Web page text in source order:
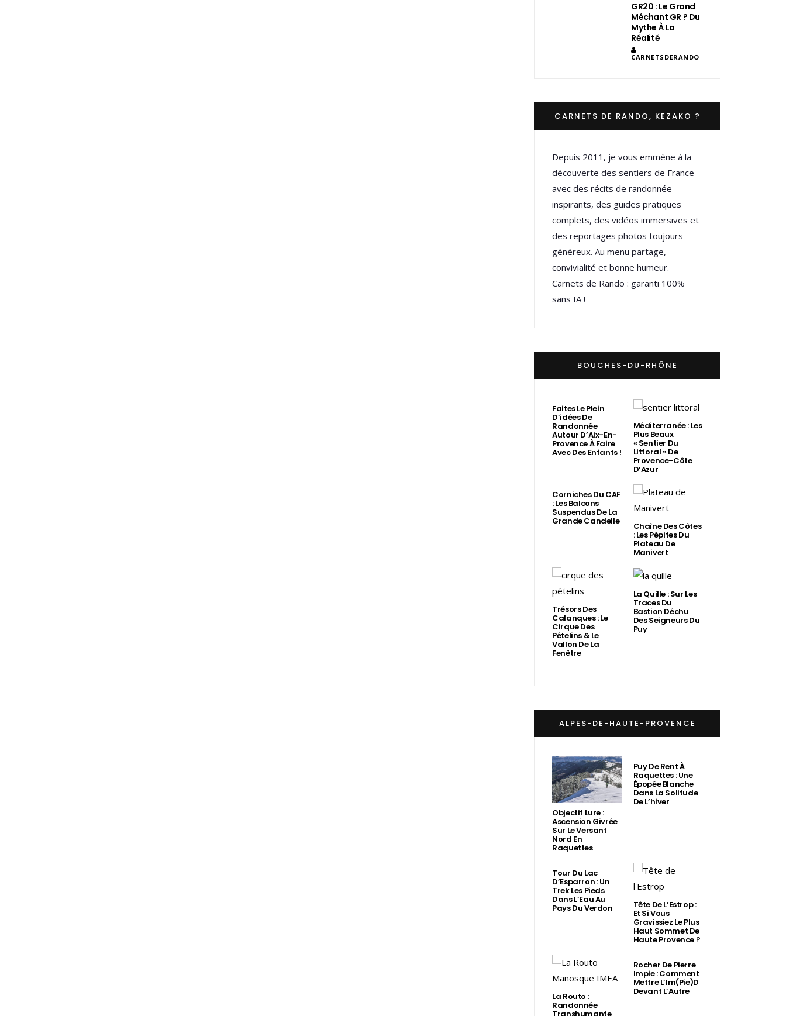
GR20 : Le Grand
Méchant GR ? Du
Mythe À La
Réalité
CARNETSDERANDO
CARNETS DE RANDO, KEZAKO ?
Depuis 2011, je vous emmène à la
découverte des sentiers de France
avec des récits de randonnée
inspirants, des guides pratiques
complets, des vidéos immersives et
des reportages photos toujours
généreux. Au menu partage,
convivialité et bonne humeur.
Carnets de Rando : garanti 100%
sans IA !
BOUCHES-DU-RHÔNE
Faites Le Plein
D’idées De
Randonnée
Autour D’Aix-En-
Provence À Faire
Avec Des Enfants !
Méditerranée : Les
Plus Beaux
« Sentier Du
Littoral » De
Provence-Côte
D’Azur
Corniches Du CAF
: Les Balcons
Suspendus De La
Grande Candelle Chaîne Des Côtes
: Les Pépites Du
Plateau De
Manivert
Trésors Des
Calanques : Le
Cirque Des
Pételins & Le
Vallon De La
Fenêtre
La Quille : Sur Les
Traces Du
Bastion Déchu
Des Seigneurs Du
Puy
ALPES-DE-HAUTE-PROVENCE
Objectif Lure :
Ascension Givrée
Sur Le Versant
Nord En
Raquettes
Puy De Rent À
Raquettes : Une
Épopée Blanche
Dans La Solitude
De L’hiver
Tour Du Lac
D’Esparron : Un
Trek Les Pieds
Dans L’Eau Au
Pays Du Verdon Tête De L’Estrop :
Et Si Vous
Gravissiez Le Plus
Haut Sommet De
Haute Provence ?
La Routo :
Randonnée
Rocher De Pierre
Impie : Comment
Mettre L’Im(Pie)d
Devant L’Autre